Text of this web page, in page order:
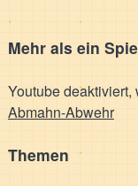
Mehr als ein
Youtube
Abmahn-Abwehr
Themen